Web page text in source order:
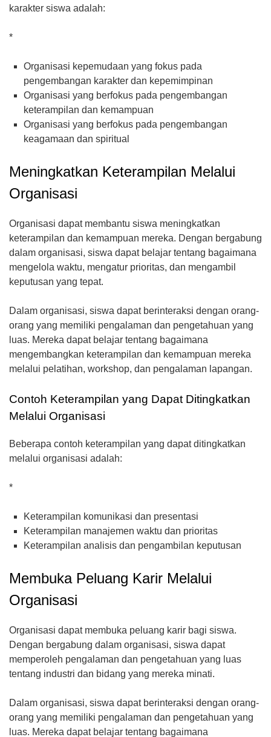
karakter siswa adalah:
*
Organisasi kepemudaan yang fokus pada
pengembangan karakter dan kepemimpinan
Organisasi yang berfokus pada pengembangan
keterampilan dan kemampuan
Organisasi yang berfokus pada pengembangan
keagamaan dan spiritual
Meningkatkan Keterampilan Melalui
Organisasi
Organisasi dapat membantu siswa meningkatkan
keterampilan dan kemampuan mereka. Dengan bergabung
dalam organisasi, siswa dapat belajar tentang bagaimana
mengelola waktu, mengatur prioritas, dan mengambil
keputusan yang tepat.
Dalam organisasi, siswa dapat berinteraksi dengan orang-
orang yang memiliki pengalaman dan pengetahuan yang
luas. Mereka dapat belajar tentang bagaimana
mengembangkan keterampilan dan kemampuan mereka
melalui pelatihan, workshop, dan pengalaman lapangan.
Contoh Keterampilan yang Dapat Ditingkatkan
Melalui Organisasi
Beberapa contoh keterampilan yang dapat ditingkatkan
melalui organisasi adalah:
*
Keterampilan komunikasi dan presentasi
Keterampilan manajemen waktu dan prioritas
Keterampilan analisis dan pengambilan keputusan
Membuka Peluang Karir Melalui
Organisasi
Organisasi dapat membuka peluang karir bagi siswa.
Dengan bergabung dalam organisasi, siswa dapat
memperoleh pengalaman dan pengetahuan yang luas
tentang industri dan bidang yang mereka minati.
Dalam organisasi, siswa dapat berinteraksi dengan orang-
orang yang memiliki pengalaman dan pengetahuan yang
luas. Mereka dapat belajar tentang bagaimana